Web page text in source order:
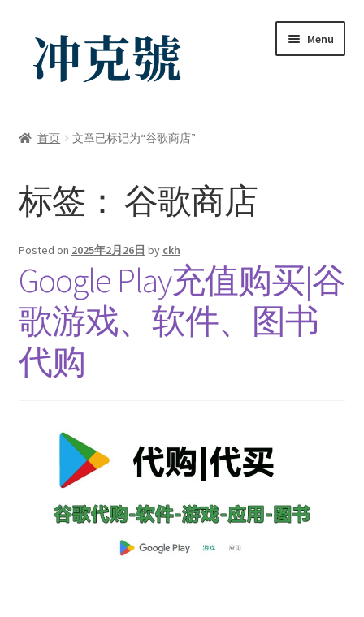
navigation
content
Menu
YouTube会员
商店
我的帐户
礼品卡锁卡注意事项
结算-付款
云短信-接码
首页 文章已标记为“谷歌商店”
标签： 谷歌商店
Posted on 2025年2月26日 by ckh
Google Play充值购买|谷
歌游戏、软件、图书
代购